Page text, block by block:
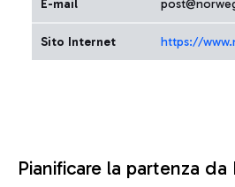
E-mail
Sito Internet https://
Pianificare la partenza da